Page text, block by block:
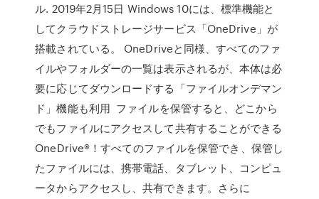
ル. 2019年2月15日 Windows 10には、標準機能と
してクラウドストレージサービス「OneDrive」が
搭載されている。 OneDriveと同様、すべてのファ
イルやフォルダーの一覧は表示されるが、本体は必
要に応じてダウンロードする「ファイルオンデマン
ド」機能も利用 ファイルを保管すると、どこから
でもファイルにアクセスして共有することができる
OneDrive®！すべてのファイルを保管でき、保管し
たファイルには、携帯電話、タブレット、コンピュ
ータからアクセスし、共有できます。さらに